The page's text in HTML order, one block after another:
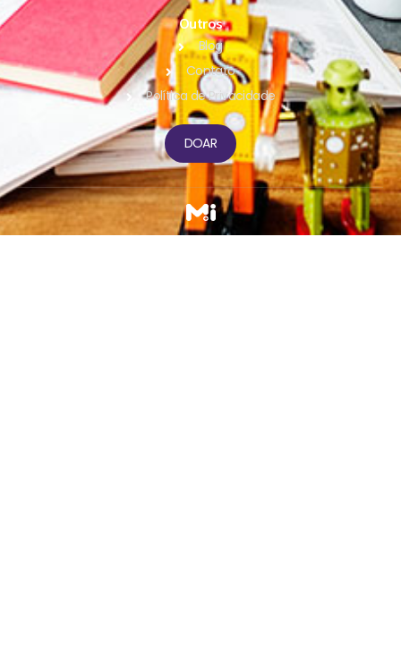
Outros
Blog
Contato
Política de Privacidade
DOAR